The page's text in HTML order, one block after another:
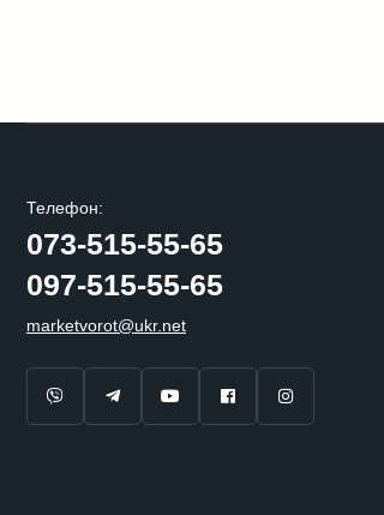
Телефон:
073-515-55-65
097-515-55-65
marketvorot@ukr.net